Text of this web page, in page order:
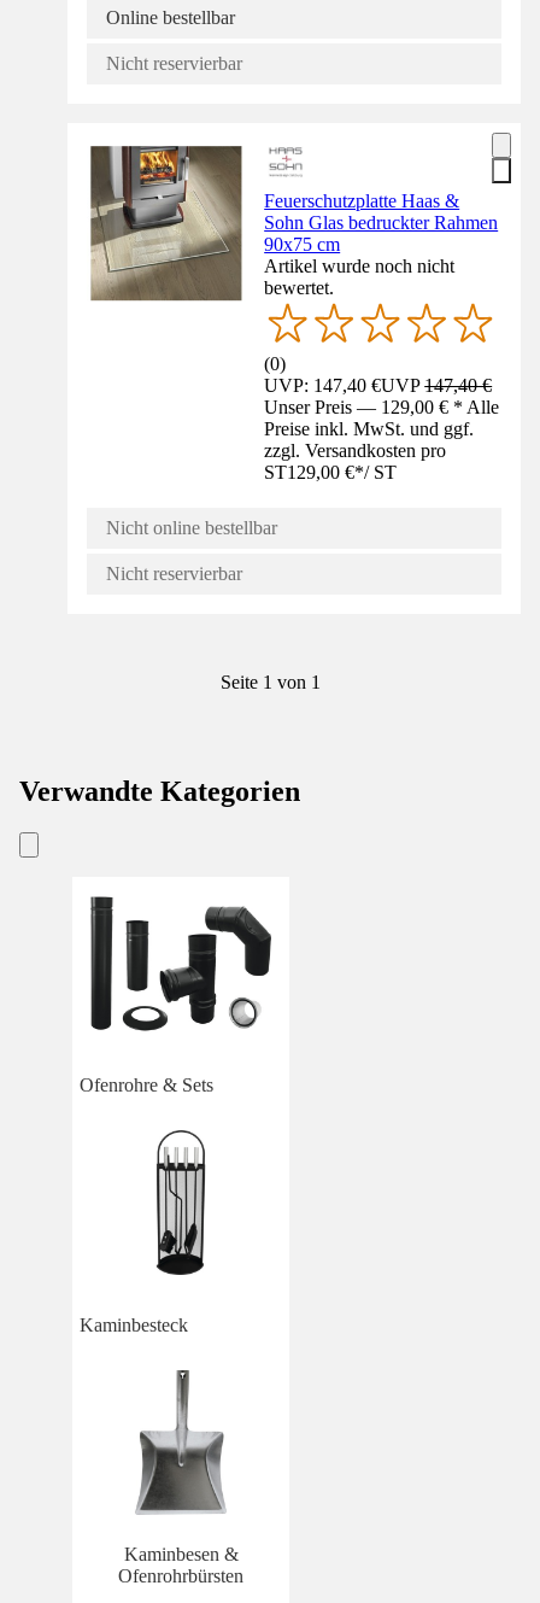
Online bestellbar
Nicht reservierbar
Feuerschutzplatte Haas &
Sohn Glas bedruckter Rahmen
90x75 cm
Artikel wurde noch nicht
bewertet.
(0)
UVP: 147,40 €UVP147,40 €
Unser Preis — 129,00 € * Alle
Preise inkl. MwSt. und ggf.
zzgl. Versandkosten pro
ST129,00 €*/ ST
Nicht online bestellbar
Nicht reservierbar
Seite 1 von 1
Verwandte Kategorien
Ofenrohre & Sets
Kaminbesteck
Kaminbesen &
Ofenrohrbürsten